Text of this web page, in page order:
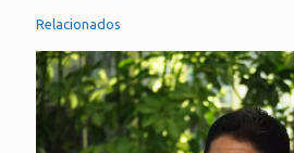
Relacionados